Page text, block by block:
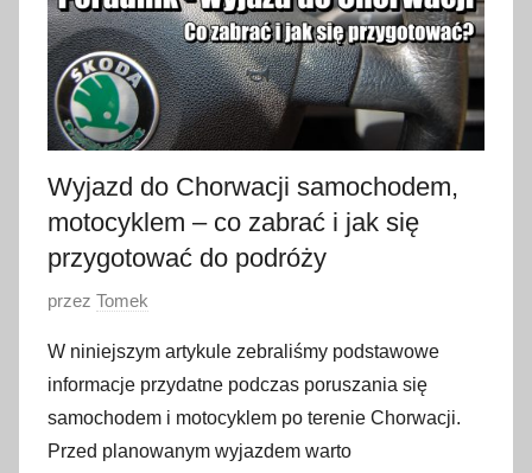
n
i
a
2
0
Wyjazd do Chorwacji samochodem,
motocyklem – co zabrać i jak się
przygotować do podróży
O
u
b
l
i
przez Tomek
W niniejszym artykule zebraliśmy podstawowe
informacje przydatne podczas poruszania się
samochodem i motocyklem po terenie Chorwacji.
Przed planowanym wyjazdem warto